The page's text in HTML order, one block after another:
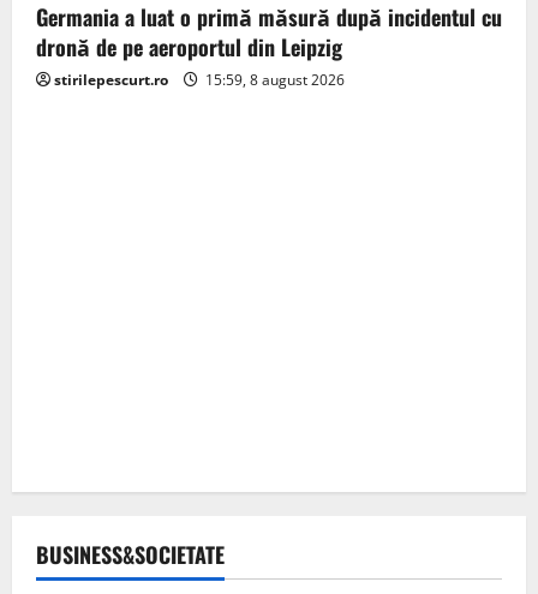
Germania a luat o primă măsură după incidentul cu
dronă de pe aeroportul din Leipzig
stirilepescurt.ro 15:59, 8 august 2026
BUSINESS&SOCIETATE